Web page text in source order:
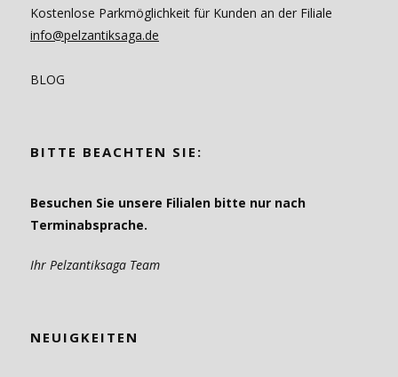
Kostenlose Parkmöglichkeit für Kunden an der Filiale
info@pelzantiksaga.de
BLOG
BITTE BEACHTEN SIE:
Besuchen Sie unsere Filialen bitte nur nach
Terminabsprache.
Ihr Pelzantiksaga Team
NEUIGKEITEN